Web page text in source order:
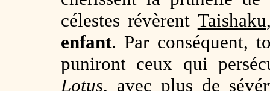
célestes révèrent Taishaku
enfant. Par conséquent,
puniront ceux qui
Lotus, avec plus de